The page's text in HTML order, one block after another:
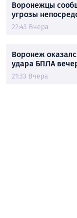
Воронежцы
угрозы
22:43 Вчера
Воронеж
удара БПЛА
21:33 Вчера